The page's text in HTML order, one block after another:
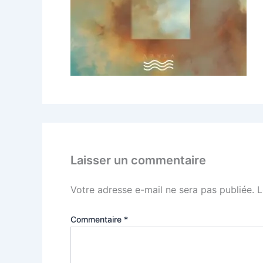
Laisser un commentaire
Votre adresse e-mail ne sera pas publiée.
Commentaire *